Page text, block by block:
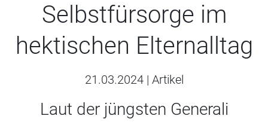
Selbstfürsorge im
hektischen Elternalltag
21.03.2024| Artikel
Laut der jüngsten Generali